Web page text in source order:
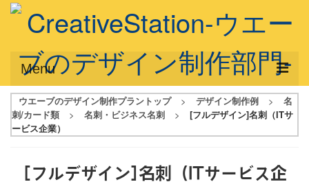
Menu
サービス概要
デザインプラン
デザインアシスト
ウエーブのデザイン制作プラントップ > デザイン制作例 >
名
刺/カード類
> 名刺・ビジネス名刺 >
[フルデザイン]名刺（ITサ
ービス企業）
[フルデザイン]名刺（ITサービス企